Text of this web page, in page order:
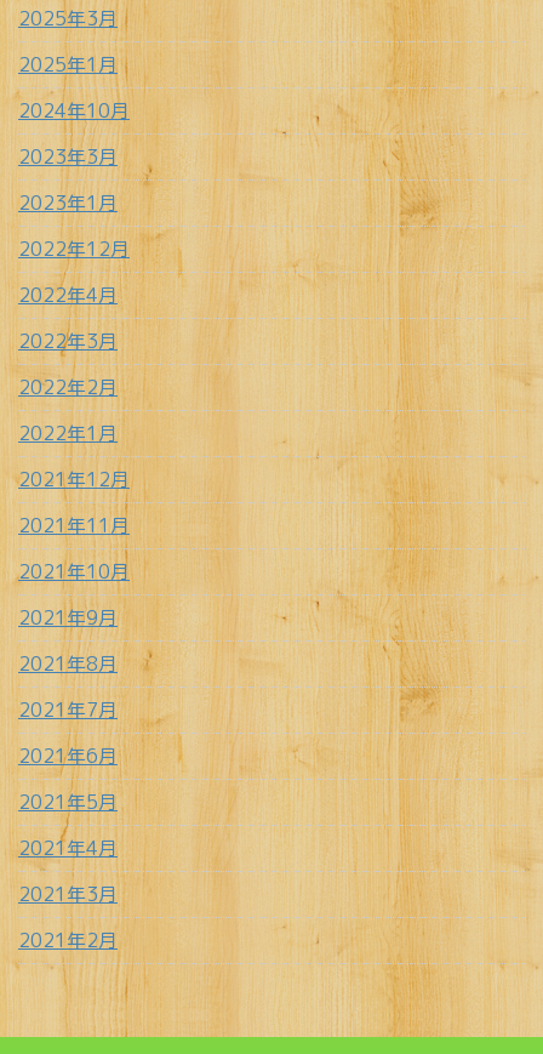
2025年3月
2025年1月
2024年10月
2023年3月
2023年1月
2022年12月
2022年4月
2022年3月
2022年2月
2022年1月
2021年12月
2021年11月
2021年10月
2021年9月
2021年8月
2021年7月
2021年6月
2021年5月
2021年4月
2021年3月
2021年2月